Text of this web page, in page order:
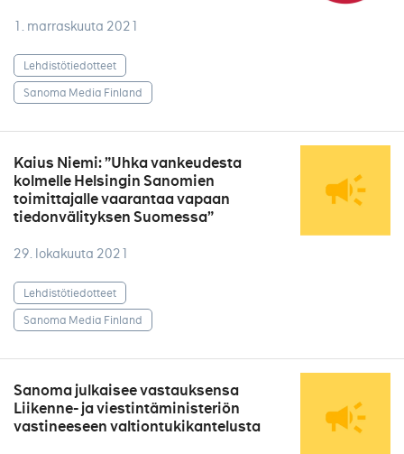
1. marraskuuta 2021
Lehdistötiedotteet
Sanoma Media Finland
Kaius Niemi: ”Uhka vankeudesta
kolmelle Helsingin Sanomien
toimittajalle vaarantaa vapaan
tiedonvälityksen Suomessa”
29. lokakuuta 2021
Lehdistötiedotteet
Sanoma Media Finland
Sanoma julkaisee vastauksensa
Liikenne- ja viestintäministeriön
vastineeseen valtiontukikantelusta